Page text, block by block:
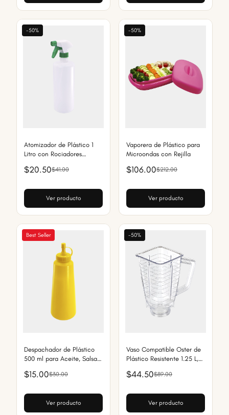
-50%
Atomizador de Plástico 1
Litro con Rociadores
Plantas y Uso Doméstico
$20.50$41.00
Ver producto
-50%
Vaporera de Plástico para
Microondas con Rejilla
$106.00$212.00
Ver producto
Best Seller
Despachador de Plástico
500 ml para Aceite, Salsas
Fácil de Usar
$15.00$30.00
Ver producto
-50%
Vaso Compatible Oster de
Plástico Resistente 1.25 L,
Lavavajillas
$44.50$89.00
Ver producto